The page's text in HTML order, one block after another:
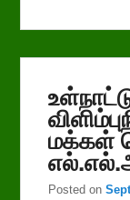
மக்கள்
Posted on